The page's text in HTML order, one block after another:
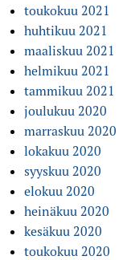
toukokuu 2021
huhtikuu 2021
maaliskuu 2021
helmikuu 2021
tammikuu 2021
joulukuu 2020
marraskuu 2020
lokakuu 2020
syyskuu 2020
elokuu 2020
heinäkuu 2020
kesäkuu 2020
toukokuu 2020